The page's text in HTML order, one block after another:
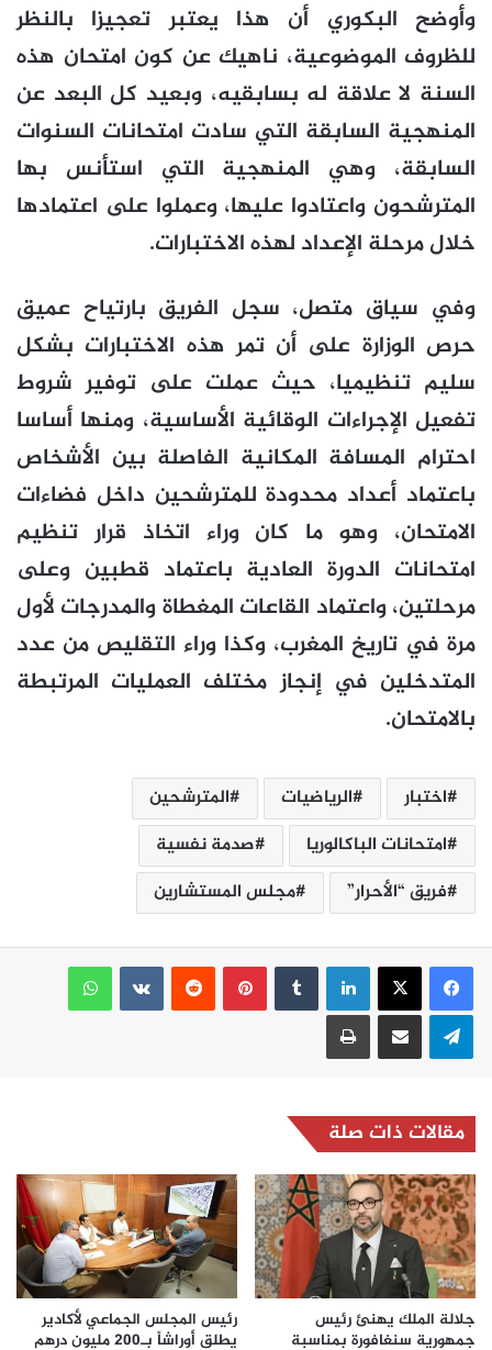
وأوضح البكوري أن هذا يعتبر تعجيزا بالنظر
للظروف الموضوعية، ناهيك عن كون امتحان هذه
السنة لا علاقة له بسابقيه، وبعيد كل البعد عن
المنهجية السابقة التي سادت امتحانات السنوات
السابقة، وهي المنهجية التي استأنس بها
المترشحون واعتادوا عليها، وعملوا على اعتمادها
خلال مرحلة الإعداد لهذه الاختبارات.
وفي سياق متصل، سجل الفريق بارتياح عميق
حرص الوزارة على أن تمر هذه الاختبارات بشكل
سليم تنظيميا، حيث عملت على توفير شروط
تفعيل الإجراءات الوقائية الأساسية، ومنها أساسا
احترام المسافة المكانية الفاصلة بين الأشخاص
باعتماد أعداد محدودة للمترشحين داخل فضاءات
الامتحان، وهو ما كان وراء اتخاذ قرار تنظيم
امتحانات الدورة العادية باعتماد قطبين وعلى
مرحلتين، واعتماد القاعات المغطاة والمدرجات لأول
مرة في تاريخ المغرب، وكذا وراء التقليص من عدد
المتدخلين في إنجاز مختلف العمليات المرتبطة
بالامتحان.
اختبار الرياضيات
المترشحين
امتحانات الباكالوريا
صدمة نفسية
فريق “الأحرار”
مجلس المستشارين
لينكدإن بينتيريست
واتساب
تيلقرام مشاركة عبر البريد طباعة
مقالات ذات صلة
جلالة الملك يهنئ رئيس
جمهورية سنغافورة بمناسبة
رئيس المجلس الجماعي لأكادير
يطلق أوراشاً بـ200 مليون درهم